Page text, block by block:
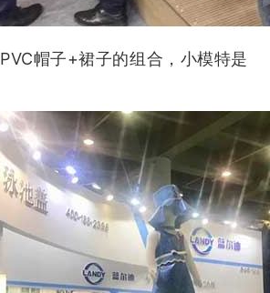
PVC帽子+裙子的组合，小模特是